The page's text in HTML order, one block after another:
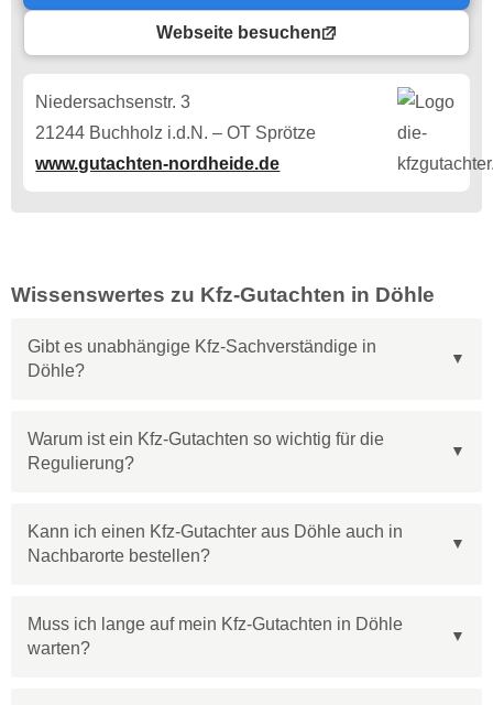
Webseite besuchen
Niedersachsenstr. 3
21244 Buchholz i.d.N. – OT Sprötze
www.gutachten-nordheide.de
Wissenswertes zu Kfz-Gutachten in Döhle
Gibt es unabhängige Kfz-Sachverständige in
Döhle?
Warum ist ein Kfz-Gutachten so wichtig für die
Regulierung?
Kann ich einen Kfz-Gutachter aus Döhle auch in
Nachbarorte bestellen?
Muss ich lange auf mein Kfz-Gutachten in Döhle
warten?